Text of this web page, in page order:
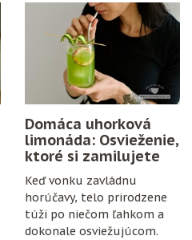
postup. Stačí zrelé hrozno,
cukor, citrón, čisté fľaše
a trochu trpezlivosti.
Domáca uhorková
limonáda: Osvieženie,
ktoré si zamilujete
Keď vonku zavládnu
horúčavy, telo prirodzene
túži po niečom ľahkom a
dokonale osviežujúcom.